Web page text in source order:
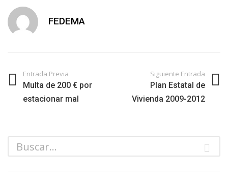
FEDEMA
Entrada Previa
Multa de 200 € por
estacionar mal
Siguiente Entrada
Plan Estatal de
Vivienda 2009-2012